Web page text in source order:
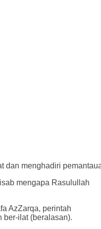
dan menghadiri
mengapa Rasulullah
AzZarqa, perintah
ber-ilat (beralasan).